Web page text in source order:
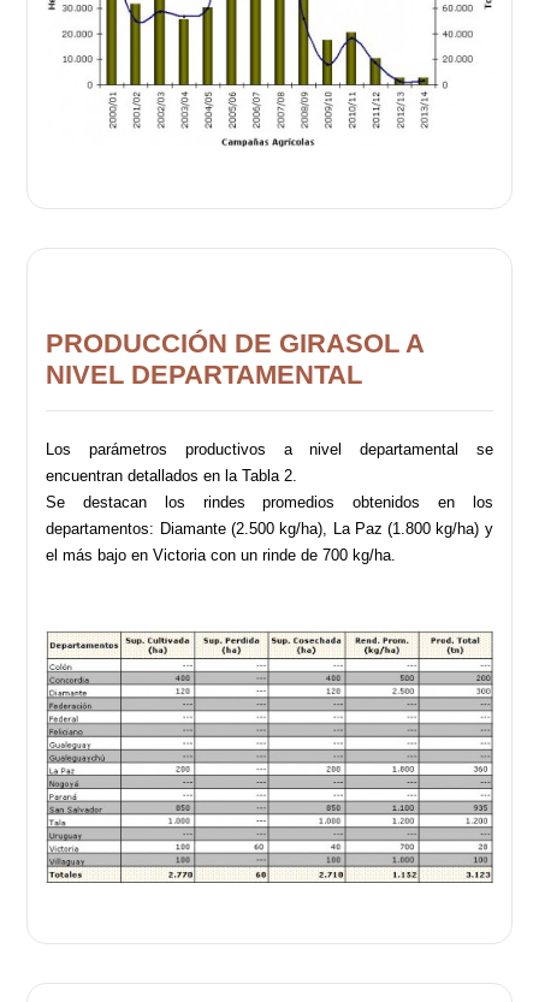
PRODUCCIÓN DE GIRASOL A
NIVEL DEPARTAMENTAL
Los parámetros productivos a nivel departamental se
encuentran detallados en la Tabla 2.
Se destacan los rindes promedios obtenidos en los
departamentos: Diamante (2.500 kg/ha), La Paz (1.800 kg/ha) y
el más bajo en Victoria con un rinde de 700 kg/ha.